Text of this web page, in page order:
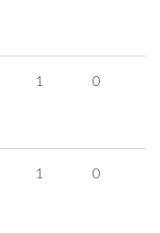
1 0
1 0